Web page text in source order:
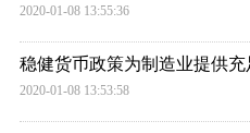
2020-01-08 13:55:36
稳健货币政策为制造业提供充
2020-01-08 13:53:58